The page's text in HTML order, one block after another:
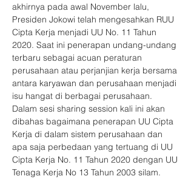
akhirnya pada awal November lalu,
Presiden Jokowi telah mengesahkan RUU
Cipta Kerja menjadi UU No. 11 Tahun
2020. Saat ini penerapan undang-undang
terbaru sebagai acuan peraturan
perusahaan atau perjanjian kerja bersama
antara karyawan dan perusahaan menjadi
isu hangat di berbagai perusahaan.
Dalam sesi sharing session kali ini akan
dibahas bagaimana penerapan UU Cipta
Kerja di dalam sistem perusahaan dan
apa saja perbedaan yang tertuang di UU
Cipta Kerja No. 11 Tahun 2020 dengan UU
Tenaga Kerja No 13 Tahun 2003 silam.